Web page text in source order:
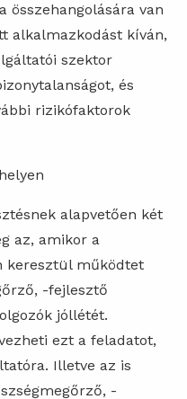
van
alkalmazkodást kíván,
szektor
és
rizikófaktorok
alapvetően két
az, amikor a
keresztül működtet
-fejlesztő
jóllétét.
ezt a feladatot,
Illetve az is
-